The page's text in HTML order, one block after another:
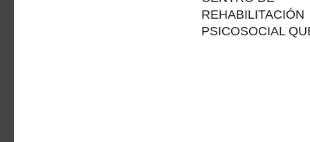
REHABILITACIÓN
PSICOSOCIAL